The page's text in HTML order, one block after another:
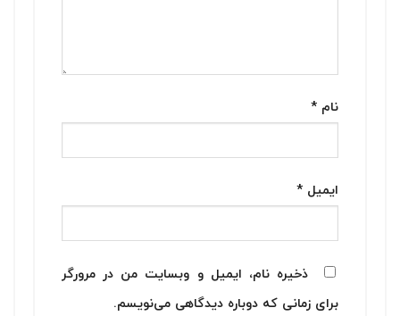
نام *
ایمیل *
ذخیره نام، ایمیل و وبسایت من در مرورگر
برای زمانی که دوباره دیدگاهی می‌نویسم.